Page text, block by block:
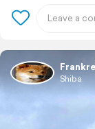
Shiba